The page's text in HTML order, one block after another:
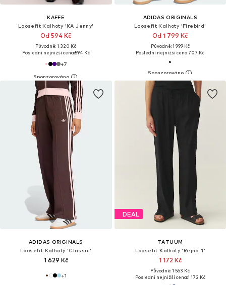
KAFFE
Loosefit Kalhoty 'KA Jenny'
Od 594 Kč
Původně: 1 320 Kč
Poslední nejnižší cena:594 Kč
+7
ADIDAS ORIGINALS
Loosefit Kalhoty 'Firebird'
Od 1 799 Kč
Původně: 1 999 Kč
Poslední nejnižší cena:707 Kč
ADIDAS ORIGINALS
Loosefit Kalhoty 'Classic'
1 629 Kč
+1
DEAL
TATUUM
Loosefit Kalhoty 'Rejna 1'
1 172 Kč
Původně: 1 563 Kč
Poslední nejnižší cena:1 172 Kč